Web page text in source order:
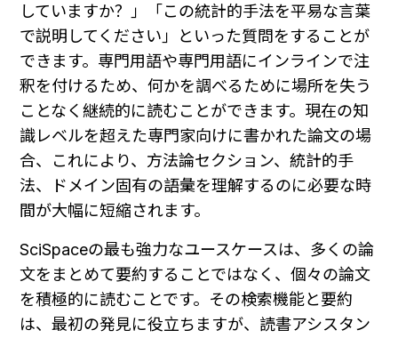
していますか？」「この統計的手法を平易な言葉
で説明してください」といった質問をすることが
できます。専門用語や専門用語にインラインで注
釈を付けるため、何かを調べるために場所を失う
ことなく継続的に読むことができます。現在の知
識レベルを超えた専門家向けに書かれた論文の場
合、これにより、方法論セクション、統計的手
法、ドメイン固有の語彙を理解するのに必要な時
間が大幅に短縮されます。
SciSpaceの最も強力なユースケースは、多くの論
文をまとめて要約することではなく、個々の論文
を積極的に読むことです。その検索機能と要約
は、最初の発見に役立ちますが、読書アシスタン